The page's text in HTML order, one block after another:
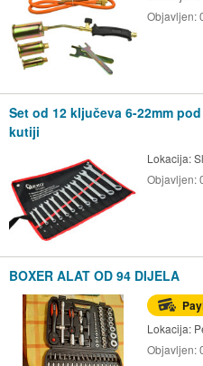
Objavljen:
Set od 12 ključeva 6-22mm
kutiji
Lokacija:
Objavljen:
BOXER ALAT OD 94 DIJELA
Lokacija:
Objavljen: